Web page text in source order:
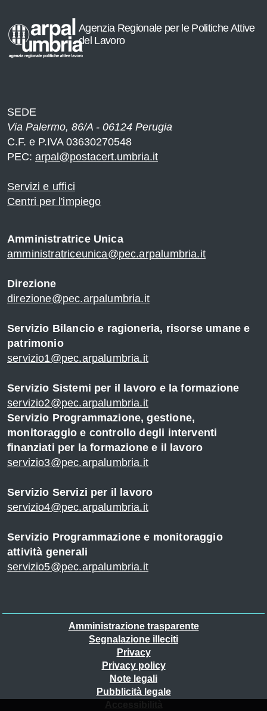
Agenzia Regionale per le Politiche Attive
del Lavoro
SEDE
Via Palermo, 86/A - 06124 Perugia
C.F. e P.IVA 03630270548
PEC: arpal@postacert.umbria.it
Servizi e uffici
Centri per l'impiego
Amministratrice Unica
amministratriceunica@pec.arpalumbria.it
Direzione
direzione@pec.arpalumbria.it
Servizio Bilancio e ragioneria, risorse umane e
patrimonio
servizio1@pec.arpalumbria.it
Servizio Sistemi per il lavoro e la formazione
servizio2@pec.arpalumbria.it
Servizio Programmazione, gestione,
monitoraggio e controllo degli interventi
finanziati per la formazione e il lavoro
servizio3@pec.arpalumbria.it
Servizio Servizi per il lavoro
servizio4@pec.arpalumbria.it
Servizio Programmazione e monitoraggio
attività generali
servizio5@pec.arpalumbria.it
Amministrazione trasparente
Segnalazione illeciti
Privacy
Privacy policy
Note legali
Pubblicità legale